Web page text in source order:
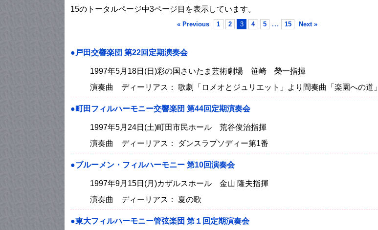
15のトータルページ中3ページ目を表示しています。
« Previous 1 2 3 4 5 … 15 Next »
●戸田交響楽団 第22回定期演奏会
1997年5月18日(日)彩の国さいたま芸術劇場 笹崎 榮一指揮
演奏曲 ディーリアス： 歌劇「ロメオとジュリエット」より間奏曲「楽園への道」
●町田フィルハーモニー交響楽団 第44回定期演奏会
1997年5月24日(土)町田市民ホール 荒谷俊治指揮
演奏曲 ディーリアス： ダンスラプソディー第1番
●ブルーメン・フィルハーモニー 第10回演奏会
1997年9月15日(月)カザルスホール 金山 隆夫指揮
演奏曲 ディーリアス： 夏の歌
●東大フィルハーモニー管弦楽団 第１回定期演奏会